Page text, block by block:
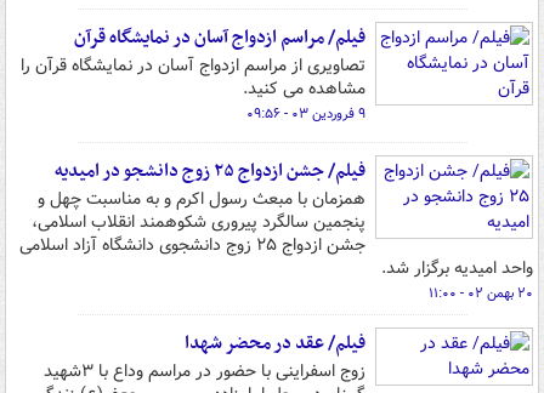
فیلم/ مراسم ازدواج آسان در نمایشگاه قرآن
تصاویری از مراسم ازدواج آسان در نمایشگاه قرآن را
مشاهده می کنید.
۹ فروردین ۰۳ - ۰۹:۵۶
فیلم/ جشن ازدواج ۲۵ زوج دانشجو در امیدیه
همزمان با مبعث رسول اکرم و به مناسبت چهل و
پنجمین سالگرد پیروری شکوهمند انقلاب اسلامی،
جشن ازدواج ۲۵ زوج دانشجوی دانشگاه آزاد اسلامی
واحد امیدیه برگزار شد.
۲۰ بهمن ۰۲ - ۱۱:۰۰
فیلم/ عقد در محضر شهدا
زوج اسفراینی با حضور در مراسم وداع با ۳شهید